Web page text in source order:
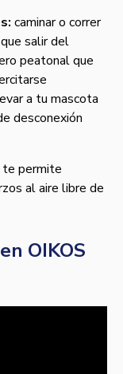
caminar o correr
salir del
peatonal que
a tu mascota
desconexión
te permite
al aire libre de
OIKOS